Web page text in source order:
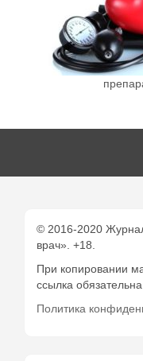
© 2016-2020
врач». +18.
При копировании
ссылка обязательна
Политика